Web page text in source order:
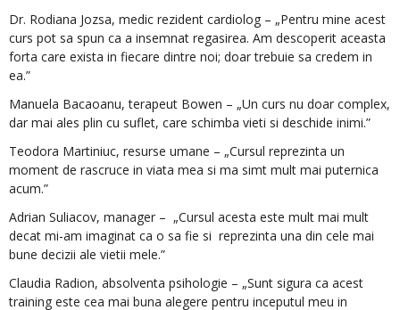
Dr. Rodiana Jozsa, medic rezident cardiolog – „Pentru mine acest
curs pot sa spun ca a insemnat regasirea. Am descoperit aceasta
forta care exista in fiecare dintre noi; doar trebuie sa credem in
ea.”
Manuela Bacaoanu, terapeut Bowen – „Un curs nu doar complex,
dar mai ales plin cu suflet, care schimba vieti si deschide inimi.”
Teodora Martiniuc, resurse umane – „Cursul reprezinta un
moment de rascruce in viata mea si ma simt mult mai puternica
acum.”
Adrian Suliacov, manager – „Cursul acesta este mult mai mult
decat mi-am imaginat ca o sa fie si reprezinta una din cele mai
bune decizii ale vietii mele.”
Claudia Radion, absolventa psihologie – „Sunt sigura ca acest
training este cea mai buna alegere pentru inceputul meu in